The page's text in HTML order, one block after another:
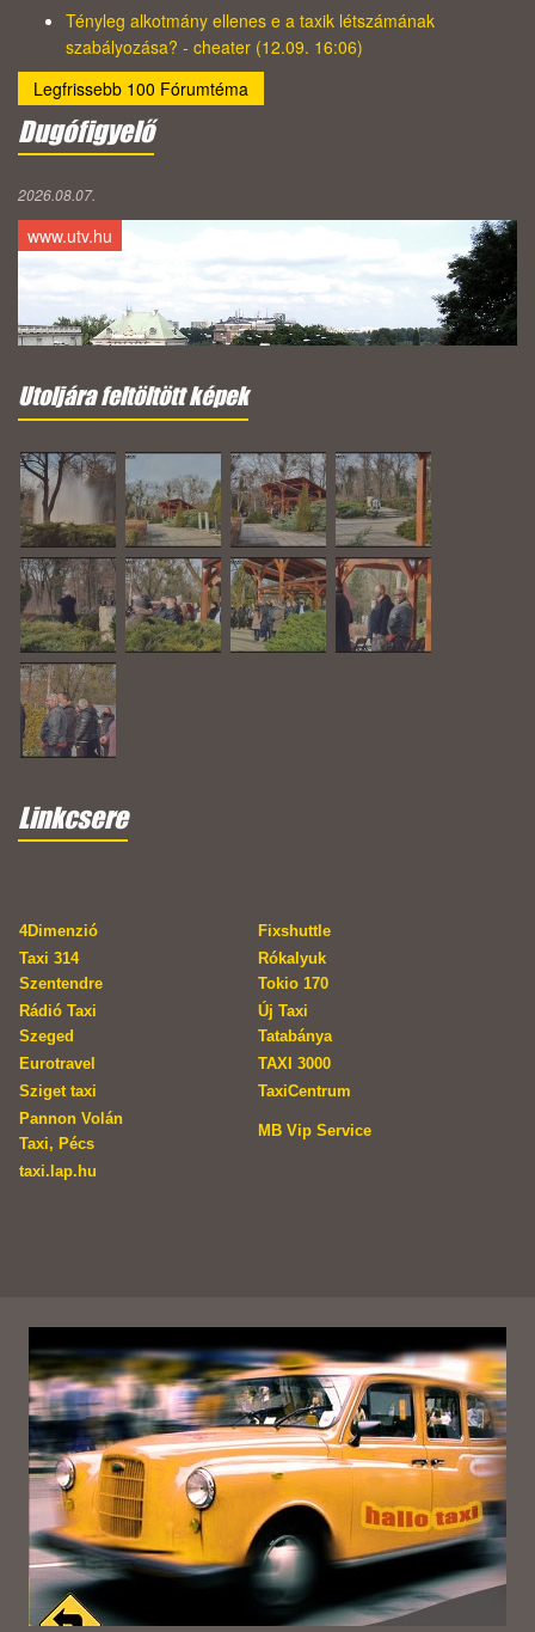
Tényleg alkotmány ellenes e a taxik létszámának
szabályozása? - cheater (12.09. 16:06)
Legfrissebb 100 Fórumtéma
Dugófigyelő
2026.08.07.
www.utv.hu
Utoljára feltöltött képek
Linkcsere
4Dimenzió
Fixshuttle
Taxi 314
Szentendre
Rókalyuk
Tokio 170
Rádió Taxi
Szeged
Új Taxi
Tatabánya
Eurotravel
TAXI 3000
Sziget taxi
TaxiCentrum
Pannon Volán
Taxi, Pécs
MB Vip Service
taxi.lap.hu